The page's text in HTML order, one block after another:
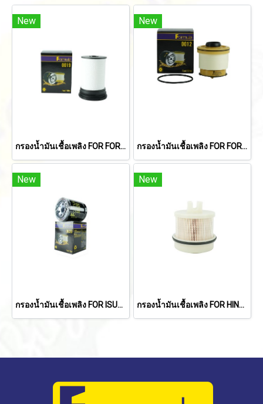
New
กรองน้ำมันเชื้อเพลิง FOR FORD RANGER 1998-2011/ MAZDA BT50 2006-2010/CX-5 2013-2016/TOYOTA TIGER 2001-2004/MIGHTY-X 1991-1997 (2.8L)
New
กรองน้ำมันเชื้อเพลิง FOR FORD RANGER'12-'18/ EVEREST 2.2L,3.2L/MAZDA BT-50 PRO
New
กรองน้ำมันเชื้อเพลิง FOR ISUZU DECA ใหม่ 6HH1, 6HE1/ HINO FM18
New
กรองน้ำมันเชื้อเพลิง FOR HINO 300 INNOVATOR X (NO4C-VA)(XZU600R-HKMLKT3) (23390-78220, 23304-EV051, 23304-EV052)